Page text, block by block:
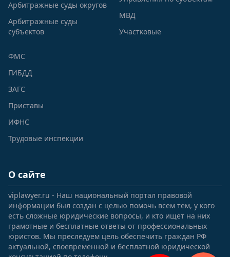
Арбитражные суды округов
Арбитражные суды
субъектов
МВД
Участковые
ФМС
ГИБДД
ЗАГС
Приставы
ИФНС
Трудовые инспекции
О сайте
viplawyer.ru - Наш национальный портал правовой
информации был создан с целью помочь всем тем, у кого
есть сложные юридические вопросы, и кто ищет на них
грамотные и бесплатные ответы от профессиональных
юристов. Мы преследуем цель обеспечить граждан РФ
актуальной, своевременной и бесплатной юридической